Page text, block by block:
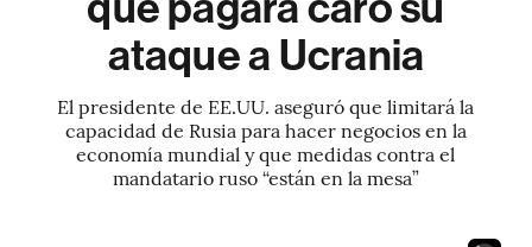
ataque a Ucrania
El presidente de EE.UU. aseguró que limitará la
capacidad de Rusia para hacer negocios en la
economía mundial y que medidas contra el
mandatario ruso “están en la mesa”